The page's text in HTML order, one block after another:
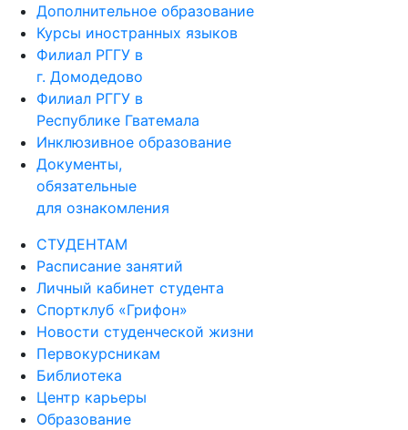
Дополнительное образование
Курсы иностранных языков
Филиал РГГУ в
г. Домодедово
Филиал РГГУ в
Республике Гватемала
Инклюзивное образование
Документы,
обязательные
для ознакомления
СТУДЕНТАМ
Расписание занятий
Личный кабинет студента
Спортклуб «Грифон»
Новости студенческой жизни
Первокурсникам
Библиотека
Центр карьеры
Образование